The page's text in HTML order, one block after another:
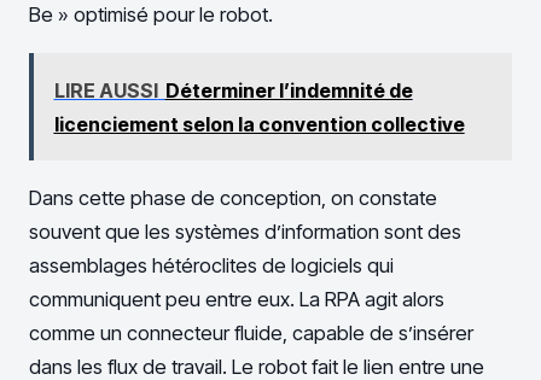
Be » optimisé pour le robot.
LIRE AUSSI Déterminer l’indemnité de
licenciement selon la convention collective
Dans cette phase de conception, on constate
souvent que les systèmes d’information sont des
assemblages hétéroclites de logiciels qui
communiquent peu entre eux. La RPA agit alors
comme un connecteur fluide, capable de s’insérer
dans les flux de travail. Le robot fait le lien entre une